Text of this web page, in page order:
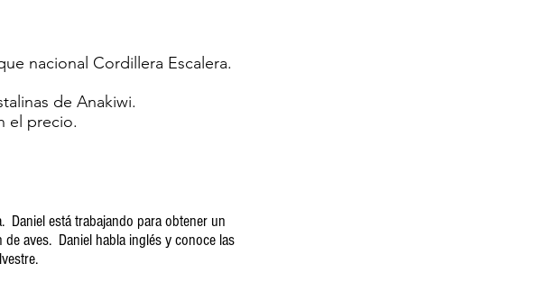
nacional Cordillera Escalera.
de Anakiwi.
el precio.
Daniel está trabajando para obtener un
aves. Daniel habla inglés yconoce las